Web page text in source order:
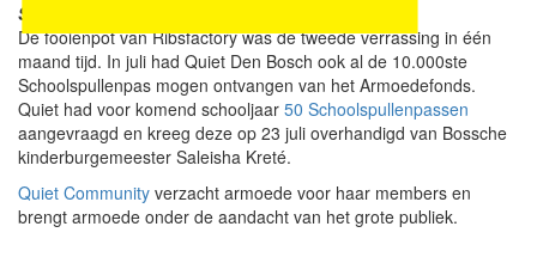
Schoolspullenpas
De fooienpot van Ribsfactory was de tweede verrassing in één
maand tijd. In juli had Quiet Den Bosch ook al de 10.000ste
Schoolspullenpas mogen ontvangen van het Armoedefonds.
Quiet had voor komend schooljaar 50 Schoolspullenpassen
aangevraagd en kreeg deze op 23 juli overhandigd van Bossche
kinderburgemeester Saleisha Kreté.
Quiet Community verzacht armoede voor haar members en
brengt armoede onder de aandacht van het grote publiek.